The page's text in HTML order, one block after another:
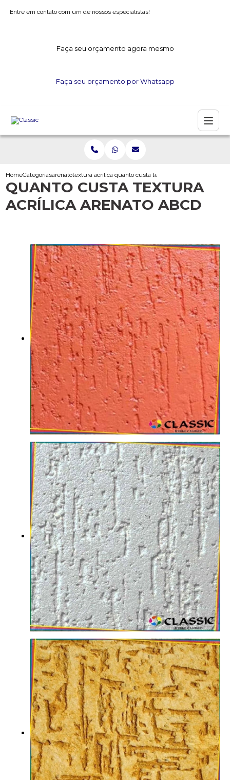
Entre em contato com um de nossos especialistas!
Faça seu orçamento agora mesmo
Faça seu orçamento por Whatsapp
HomeCategoriasarenatotextura acrilica arenatoquanto custa textura acrilica arenato abcd
QUANTO CUSTA TEXTURA
ACRÍLICA ARENATO ABCD